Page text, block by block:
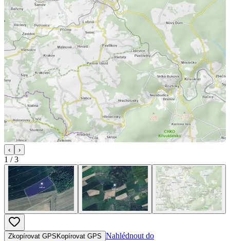
‹ ›
1 /3
Zkopírovat GPS Kopírovat GPS Nahlédnout do